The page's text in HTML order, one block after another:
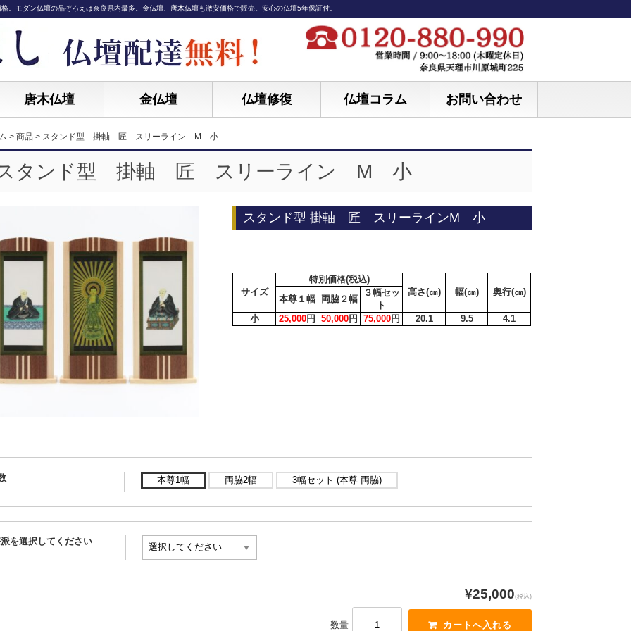
モダン仏壇の品ぞろえは奈良県内最多。金仏壇、唐木仏壇も激安価格で販売。安心の仏壇5年保証付。
唐木仏壇 金仏壇 仏壇修復 仏壇コラム お問い合わせ
> 商品 > スタンド型 掛軸 匠 スリーライン M 小
タンド型 掛軸 匠 スリーライン M 小
スタンド型 掛軸 匠 スリーラインM 小
サイズ
特別価格(税込)
高さ(㎝)
幅(㎝) 奥行(㎝)
本尊１幅 両脇２幅
３幅セッ
ト
小
25,000円 50,000円 75,000円 20.1 9.5 4.1
本尊1幅 両脇2幅 3幅セット (本尊 両脇)
を選択してください
¥25,000(税込)
数量